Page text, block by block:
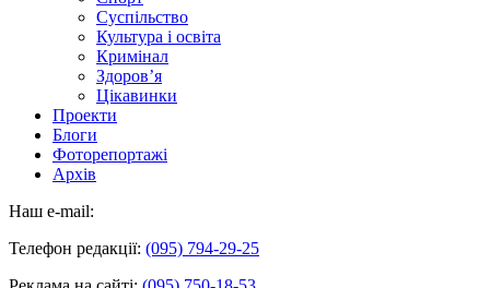
Суспільство
Культура і освіта
Кримінал
Здоров’я
Цікавинки
Проекти
Блоги
Фоторепортажі
Архів
Наш e-mail:
Телефон редакції: (095) 794-29-25